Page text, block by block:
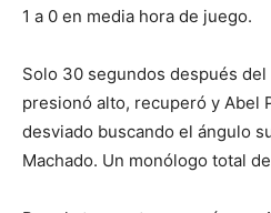
1 a 0 en media hora de juego.
Solo 30 segundos después
presionó alto, recuperó y Abel
desviado buscando el ángulo
Machado. Un monólogo total